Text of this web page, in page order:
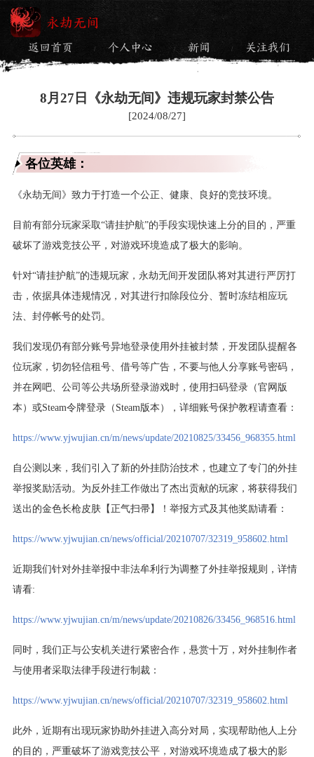
永劫无间
返回首页 / 个人中心 / 新闻 / 关注我们
8月27日《永劫无间》违规玩家封禁公告
[2024/08/27]
各位英雄：
《永劫无间》致力于打造一个公正、健康、良好的竞技环境。
目前有部分玩家采取“请挂护航”的手段实现快速上分的目的，严重
破坏了游戏竞技公平，对游戏环境造成了极大的影响。
针对“请挂护航”的违规玩家，永劫无间开发团队将对其进行严厉打
击，依据具体违规情况，对其进行扣除段位分、暂时冻结相应玩
法、封停帐号的处罚。
我们发现仍有部分账号异地登录使用外挂被封禁，开发团队提醒各
位玩家，切勿轻信租号、借号等广告，不要与他人分享账号密码，
并在网吧、公司等公共场所登录游戏时，使用扫码登录（官网版
本）或Steam令牌登录（Steam版本），详细账号保护教程请查看：
https://www.yjwujian.cn/m/news/update/20210825/33456_968355.html
自公测以来，我们引入了新的外挂防治技术，也建立了专门的外挂
举报奖励活动。为反外挂工作做出了杰出贡献的玩家，将获得我们
送出的金色长枪皮肤【正气扫帚】！举报方式及其他奖励请看：
https://www.yjwujian.cn/news/official/20210707/32319_958602.html
近期我们针对外挂举报中非法牟利行为调整了外挂举报规则，详情
请看:
https://www.yjwujian.cn/m/news/update/20210826/33456_968516.html
同时，我们正与公安机关进行紧密合作，悬赏十万，对外挂制作者
与使用者采取法律手段进行制裁：
https://www.yjwujian.cn/news/official/20210707/32319_958602.html
此外，近期有出现玩家协助外挂进入高分对局，实现帮助他人上分
的目的，严重破坏了游戏竞技公平，对游戏环境造成了极大的影